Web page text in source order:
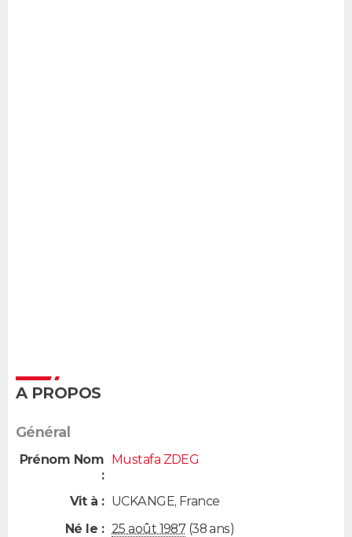
A PROPOS
Général
Prénom Nom
:
Mustafa ZDEG
Vit à : UCKANGE, France
Né le : 25 août 1987(38 ans)